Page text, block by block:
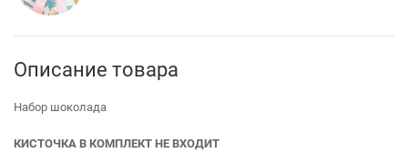
Описание товара
Набор шоколада
КИСТОЧКА В КОМПЛЕКТ НЕ ВХОДИТ